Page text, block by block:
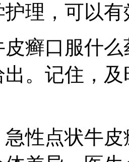
理，可以
癣口服什
。记住，
性点状牛